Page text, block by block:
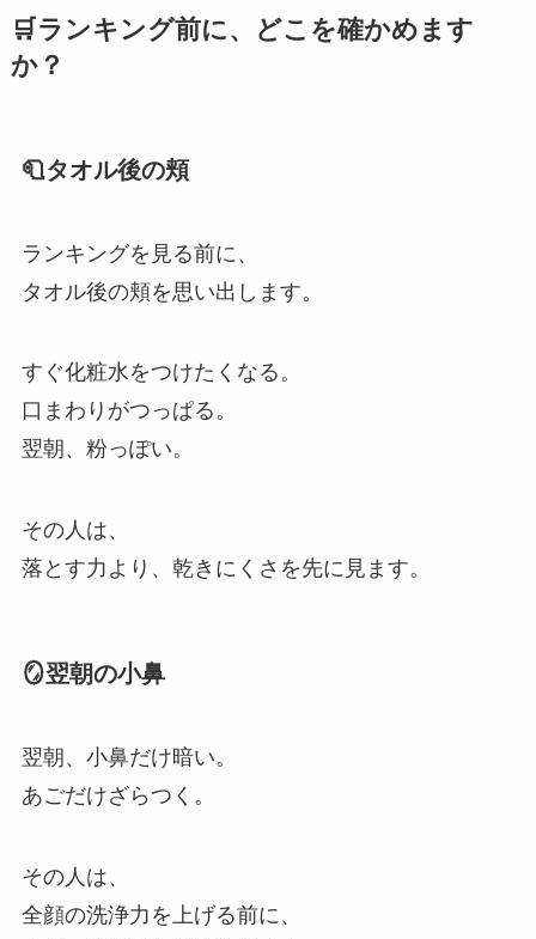
🛒ランキング前に、どこを確かめます
か？
🧻タオル後の頬
ランキングを見る前に、
タオル後の頬を思い出します。
すぐ化粧水をつけたくなる。
口まわりがつっぱる。
翌朝、粉っぽい。
その人は、
落とす力より、乾きにくさを先に見ます。
🪞翌朝の小鼻
翌朝、小鼻だけ暗い。
あごだけざらつく。
その人は、
全顔の洗浄力を上げる前に、